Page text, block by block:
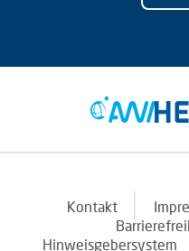
Kontakt
Hinweisgebersystem